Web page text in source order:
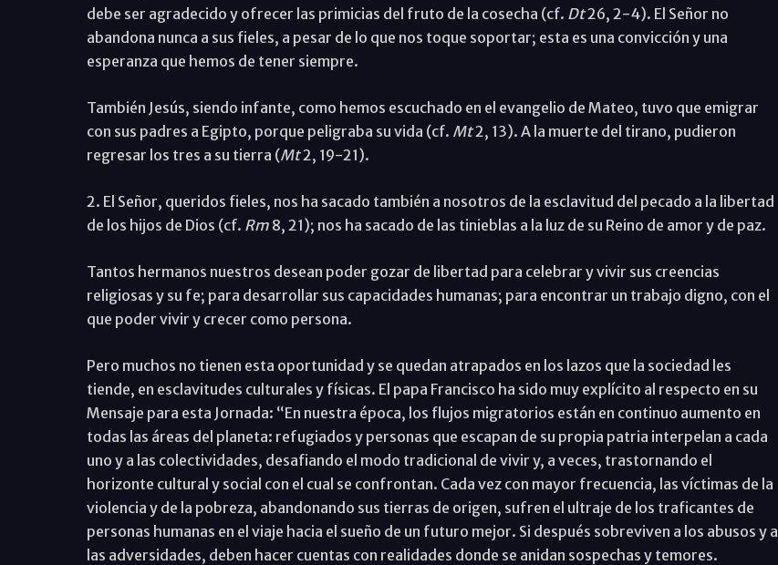
debe ser agradecido y ofrecer las primicias del fruto de la cosecha (cf. Dt26, 2-4). El Señor no
abandona nunca a sus fieles, a pesar de lo que nos toque soportar; esta es una convicción y una
esperanza que hemos de tener siempre.
También Jesús, siendo infante, como hemos escuchado en el evangelio de Mateo, tuvo que emigrar
con sus padres a Egipto, porque peligraba su vida (cf. Mt2, 13). A la muerte del tirano, pudieron
regresar los tres a su tierra (Mt2, 19-21).
2. El Señor, queridos fieles, nos ha sacado también a nosotros de la esclavitud del pecado a la libertad
de los hijos de Dios (cf. Rm8, 21); nos ha sacado de las tinieblas a la luz de su Reino de amor y de paz.
Tantos hermanos nuestros desean poder gozar de libertad para celebrar y vivir sus creencias
religiosas y su fe; para desarrollar sus capacidades humanas; para encontrar un trabajo digno, con el
que poder vivir y crecer como persona.
Pero muchos no tienen esta oportunidad y se quedan atrapados en los lazos que la sociedad les
tiende, en esclavitudes culturales y físicas. El papa Francisco ha sido muy explícito al respecto en su
Mensaje para esta Jornada: “En nuestra época, los flujos migratorios están en continuo aumento en
todas las áreas del planeta: refugiados y personas que escapan de su propia patria interpelan a cada
uno y a las colectividades, desafiando el modo tradicional de vivir y, a veces, trastornando el
horizonte cultural y social con el cual se confrontan. Cada vez con mayor frecuencia, las víctimas de la
violencia y de la pobreza, abandonando sus tierras de origen, sufren el ultraje de los traficantes de
personas humanas en el viaje hacia el sueño de un futuro mejor. Si después sobreviven a los abusos y a
las adversidades, deben hacer cuentas con realidades donde se anidan sospechas y temores.